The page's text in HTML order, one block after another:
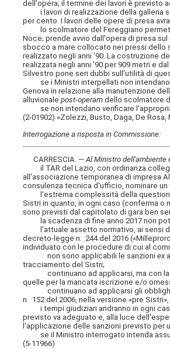
dell'opera; il termine dei lavori è previsto
i lavori di realizzazione della galleria
per cento. I lavori delle opere di presa
lo scolmatore del Fereggiano
Noce; prende avvio dall'opera di presa
sbocco a mare collocato nei pressi dello
realizzato negli anni ’90. La costruzione
realizzata negli anni ’90 per 909 metri e
Silvestro pone seri dubbi sull'utilità di
se i Ministri interpellati non intendano
Genova in relazione alla manutenzione
alluvionalepost-operam dello scolmatore
se non intendano verificare
(2-01902) «Zolezzi, Busto, Daga, De
Interrogazione a risposta in Commissione:
CARRESCIA. —Al Ministro dell'ambiente
il TAR del Lazio, con ordinanza
all'associazione temporanea di impresa
consulenza tecnica d'ufficio, nominare un
l'estrema complessità della questione
Sistri in quanto, in ogni caso (conferma o
sono previsti dal capitolato di gara ben
la scadenza di fine anno 2017 non
l'attuale assetto normativo, ai sensi
decreto-legge n. 244 del 2016
individuato con le procedure di cui al
non sono applicabili le sanzioniex
tracciamento del Sistri;
continuano ad applicarsi, ma con la
quelle per la mancata iscrizione e/o
continuano ad applicarsi gli obblighi di
n. 152 del 2006, nella versione «pre
i tempi giudiziari andranno in ogni
previsto va adeguato e, alla luce
l'applicazione delle sanzioni previsto per
se il Ministro interrogato intenda
(5-11966)